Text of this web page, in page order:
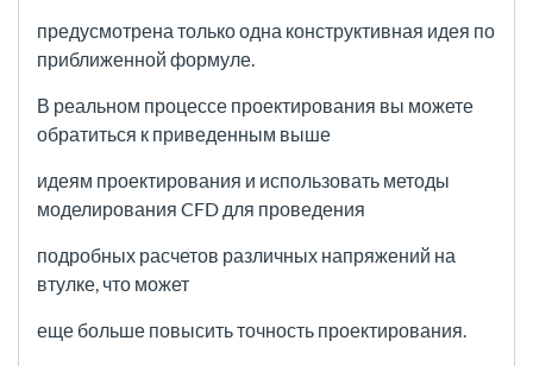
предусмотрена только одна конструктивная идея по
приближенной формуле.
В реальном процессе проектирования вы можете
обратиться к приведенным выше
идеям проектирования и использовать методы
моделирования CFD для проведения
подробных расчетов различных напряжений на
втулке, что может
еще больше повысить точность проектирования.